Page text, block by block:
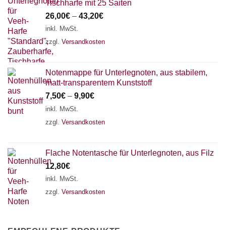
Tischharfe mit 25 Saiten
26,00€ – 43,20€
inkl. MwSt.
zzgl. Versandkosten
Notenmappe für Unterlegnoten, aus stabilem,
matt-transparentem Kunststoff
7,50€ – 9,90€
inkl. MwSt.
zzgl. Versandkosten
Flache Notentasche für Unterlegnoten, aus Filz
12,80€
inkl. MwSt.
zzgl. Versandkosten